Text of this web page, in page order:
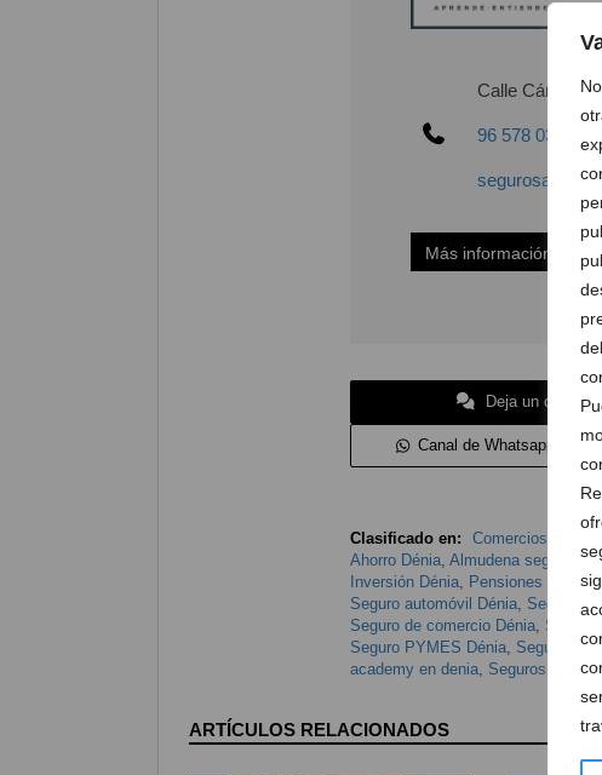
Calle Cándida
96 578 03 49
Más información
Deja un
Canal de Whatsapp
Clasificado en: Comercios y
Ahorro Dénia, Almudena seguros
Inversión Dénia, Pensiones Dénia,
Seguro automóvil Dénia, Seguro
Seguro de comercio Dénia, Seguro
Seguro PYMES Dénia, Seguro
academy en denia, Seguros Dénia
ARTÍCULOS RELACIONADOS